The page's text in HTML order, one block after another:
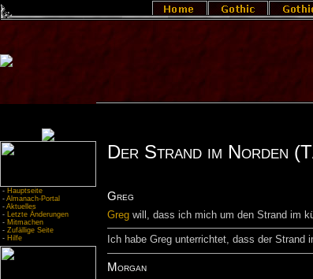
- Hauptseite
- Almanach-Portal
- Aktuelles
- Letzte Änderungen
- Mitmachen
- Zufällige Seite
- Hilfe
Der Strand im Norden
Greg
Gregwill, dass ich mich um den Strand im
Ich habe Greg unterrichtet, dass der Strand
Morgan